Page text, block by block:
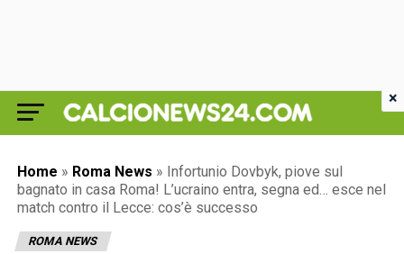
Home » Roma News » Infortunio Dovbyk, piove sul
bagnato in casa Roma! L’ucraino entra, segna ed… esce nel
match contro il Lecce: cos’è successo
ROMA NEWS
×